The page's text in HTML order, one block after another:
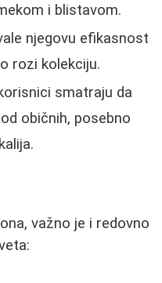
i blistavom.
njegovu efikasnost
rozi kolekciju.
smatraju da
običnih, posebno
važno je i redovno